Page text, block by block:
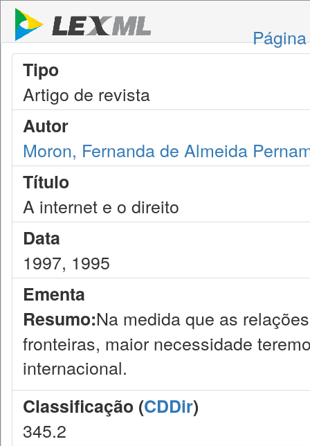
Tipo
Artigo de revista
Autor
Moron, Fernanda de Almeida
Título
A internet e o direito
Data
1997, 1995
Ementa
Resumo:Na medida que as
fronteiras, maior necessidade
internacional.
Classificação (CDDir)
345.2